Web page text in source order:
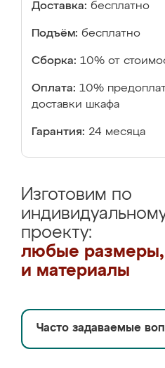
Доставка: бесплатно
Подъём: бесплатно
Сборка: 10% от
Оплата: 10%
доставки шкафа
Гарантия: 24 месяца
Изготовим по
проекту:
любые размеры,
и материалы
Часто задаваемые